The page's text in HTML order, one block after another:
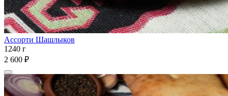
Ассорти Шашлыков
1240 г
2 600 ₽